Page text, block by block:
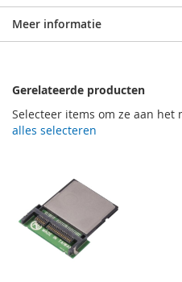
Meer informatie
Gerelateerde producten
Selecteer items om ze aan het
alles selecteren